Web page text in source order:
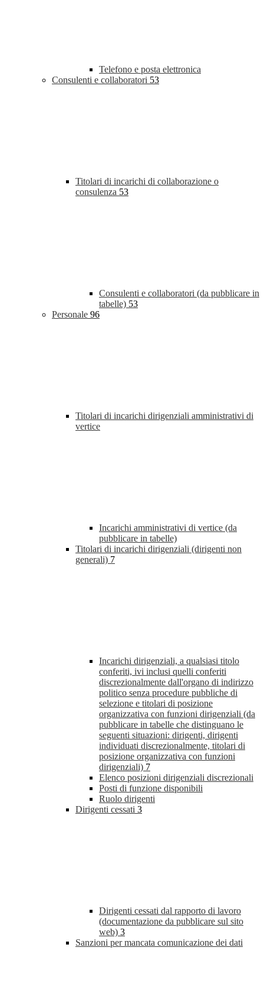
Telefono e posta elettronica
Consulenti e collaboratori 53
Titolari di incarichi di collaborazione o
consulenza 53
Consulenti e collaboratori (da pubblicare in
tabelle) 53
Personale 96
Titolari di incarichi dirigenziali amministrativi di
vertice
Incarichi amministrativi di vertice (da
pubblicare in tabelle)
Titolari di incarichi dirigenziali (dirigenti non
generali) 7
Incarichi dirigenziali, a qualsiasi titolo
conferiti, ivi inclusi quelli conferiti
discrezionalmente dall'organo di indirizzo
politico senza procedure pubbliche di
selezione e titolari di posizione
organizzativa con funzioni dirigenziali (da
pubblicare in tabelle che distinguano le
seguenti situazioni: dirigenti, dirigenti
individuati discrezionalmente, titolari di
posizione organizzativa con funzioni
dirigenziali) 7
Elenco posizioni dirigenziali discrezionali
Posti di funzione disponibili
Ruolo dirigenti
Dirigenti cessati 3
Dirigenti cessati dal rapporto di lavoro
(documentazione da pubblicare sul sito
web) 3
Sanzioni per mancata comunicazione dei dati